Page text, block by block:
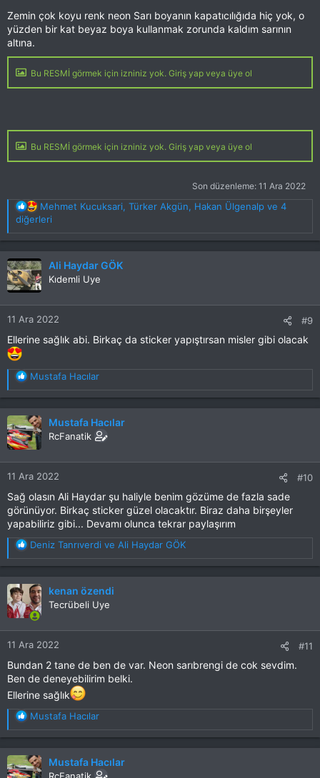
Zemin çok koyu renk neon Sarı boyanın kapatıcılığıda hiç yok, o
yüzden bir kat beyaz boya kullanmak zorunda kaldım sarının
altına.
Bu RESMİ görmek için izniniz yok. Giriş yap veya üye ol
Bu RESMİ görmek için izniniz yok. Giriş yap veya üye ol
Son düzenleme: 11 Ara 2022
T
e
p
k
i
l
e
r
:
Mehmet Kucuksari, Türker Akgün, Hakan Ülgenalp ve 4
diğerleri
Ali Haydar GÖK
Kıdemli Uye
11 Ara 2022 #9
Ellerine sağlık abi. Birkaç da sticker yapıştırsan misler gibi olacak
T
e
p
k
i
l
e
r
:
Mustafa Hacılar
Mustafa Hacılar
RcFanatik
11 Ara 2022 #10
Sağ olasın Ali Haydar şu haliyle benim gözüme de fazla sade
görünüyor. Birkaç sticker güzel olacaktır. Biraz daha birşeyler
yapabiliriz gibi... Devamı olunca tekrar paylaşırım
T
e
p
k
i
l
e
r
:
Deniz Tanrıverdi ve Ali Haydar GÖK
kenan özendi
Tecrübeli Uye
11 Ara 2022 #11
Bundan 2 tane de ben de var. Neon sarıbrengi de cok sevdim.
Ben de deneyebilirim belki.
Ellerine sağlık
T
e
p
k
i
Mustafa Hacılar
Mustafa Hacılar
RcFanatik